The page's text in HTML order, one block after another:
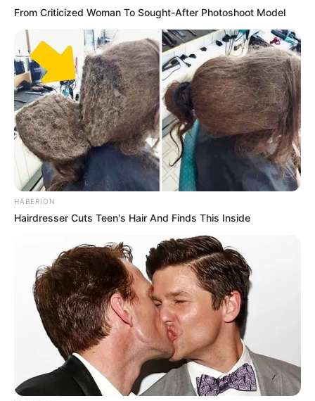
From Criticized Woman To Sought-After Photoshoot Model
HABERION
Hairdresser Cuts Teen's Hair And Finds This Inside